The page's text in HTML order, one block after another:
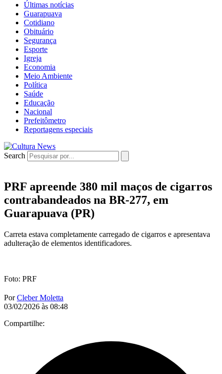
Últimas notícias
Guarapuava
Cotidiano
Obituário
Segurança
Esporte
Igreja
Economia
Meio Ambiente
Política
Saúde
Educação
Nacional
Prefeitômetro
Reportagens especiais
Search
PRF apreende 380 mil maços de cigarros
contrabandeados na BR-277, em
Guarapuava (PR)
Carreta estava completamente carregado de cigarros e apresentava
adulteração de elementos identificadores.
Foto: PRF
PorCleber Moletta
03/02/2026 às 08:48
Compartilhe: